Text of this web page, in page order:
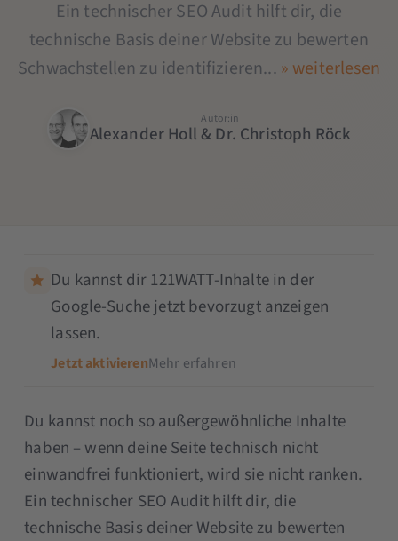
Ein technischer SEO Audit hilft dir, die
technische Basis deiner Website zu bewerten
Schwachstellen zu identifizieren... » weiterlesen
Autor:in
Alexander Holl & Dr. Christoph Röck
Du kannst dir 121WATT-Inhalte in der
Google-Suche jetzt bevorzugt anzeigen
lassen.
Jetzt aktivierenMehr erfahren
Du kannst noch so außergewöhnliche Inhalte
haben – wenn deine Seite technisch nicht
einwandfrei funktioniert, wird sie nicht ranken.
Ein technischer SEO Audit hilft dir, die
technische Basis deiner Website zu bewerten